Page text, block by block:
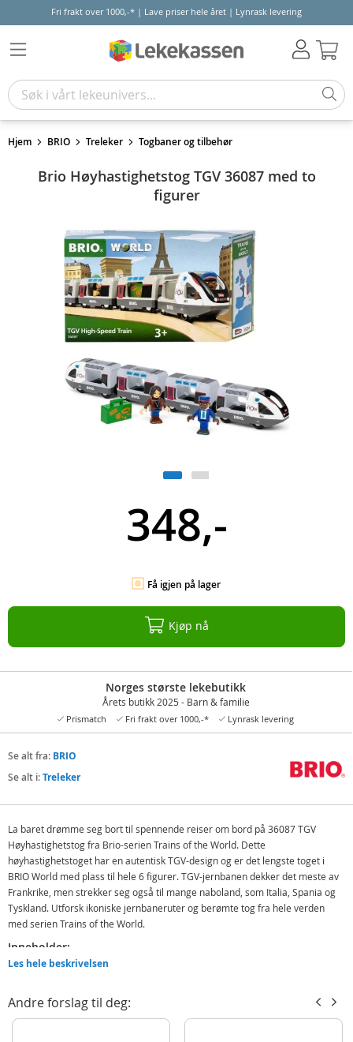
Fri frakt over 1000,-* | Lave priser hele året | Lynrask levering
Hjem BRIO Treleker Togbaner og tilbehør
Brio Høyhastighetstog TGV 36087 med to
figurer
348,-
Få igjen på lager
Kjøp nå
Norges største lekebutikk
Årets butikk 2025 - Barn & familie
Prismatch Fri frakt over 1000,-* Lynrask levering
Se alt fra: BRIO
Se alt i:Treleker
La baret drømme seg bort til spennende reiser om bord på 36087 TGV
Høyhastighetstog fra Brio-serien Trains of the World. Dette
høyhastighetstoget har en autentisk TGV-design og er det lengste toget i
BRIO World med plass til hele 6 figurer. TGV-jernbanen dekker det meste av
Frankrike, men strekker seg også til mange naboland, som Italia, Spania og
Tyskland. Utforsk ikoniske jernbaneruter og berømte tog fra hele verden
med serien Trains of the World.
Inneholder:
Tog i 4 deler
Koffert
Les hele beskrivelsen
Andre forslag til deg: